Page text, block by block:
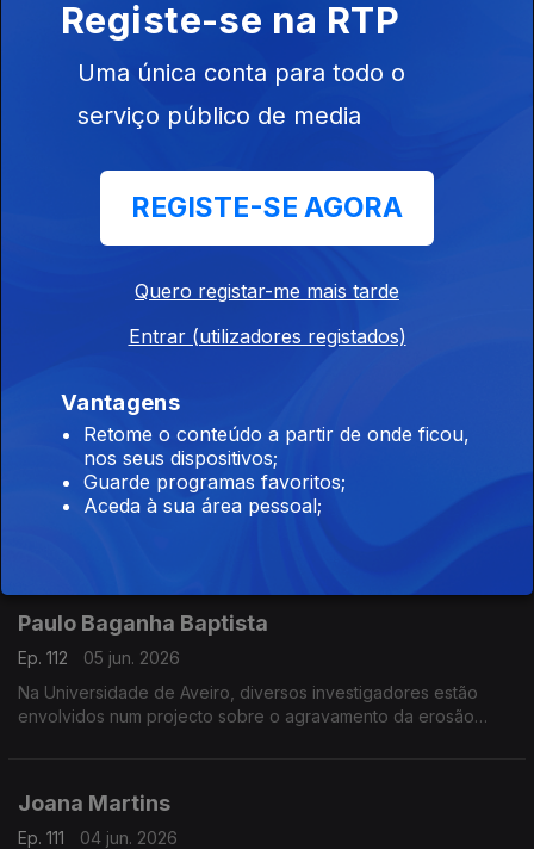
Débora Campos
10 jun. 2026
indústria do ananás para usar noutros produtos alimentares.
09 jun. 2026
Investigadores da Universidade do Minho estão a tentar
Alzheimer.
Maíra Sardão
Ep. 113
08 jun. 2026
Na Universidade de Trás-os-Montes e Alto Douro, uma
Paulo Baganha Baptista
Ep. 112
05 jun. 2026
Na Universidade de Aveiro, diversos investigadores estão
envolvidos num projecto sobre o agravamento da erosão
Joana Martins
Ep. 111
04 jun. 2026
Registe-se na RTP
Uma única conta para todo o
serviço público de media
REGISTE-SE AGORA
Quero registar-me mais tarde
Entrar (utilizadores registados)
Vantagens
Retome o conteúdo a partir de onde ficou,
nos seus dispositivos;
Guarde programas favoritos;
Aceda à sua área pessoal;